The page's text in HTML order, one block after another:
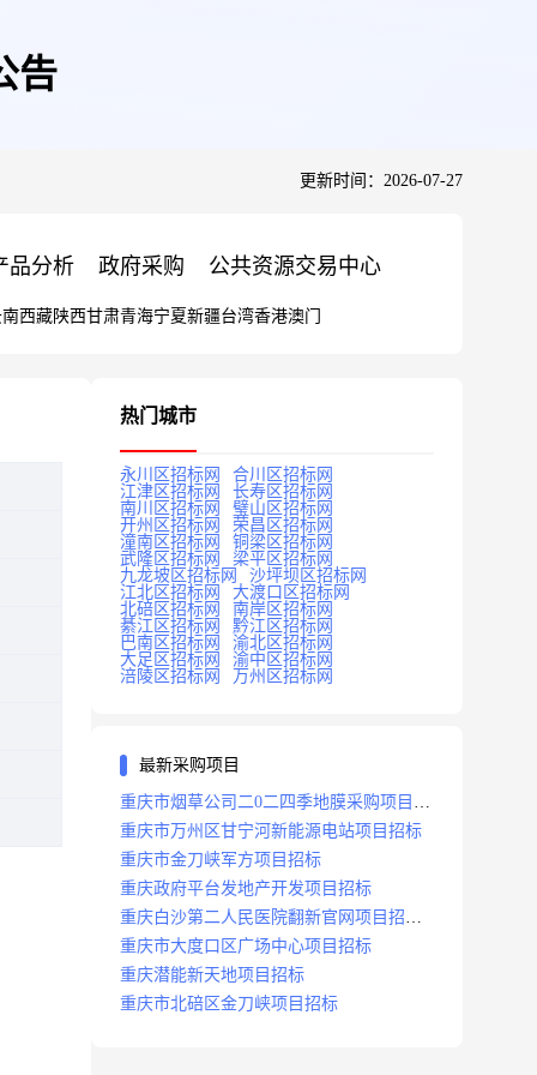
告
更新时间：2026-07-27
品分析 政府采购 公共资源交易中心
西藏陕西甘肃青海宁夏新疆台湾香港澳门
热门城市
永川区招标网
合川区招标网
江津区招标网
长寿区招标网
南川区招标网
璧山区招标网
开州区招标网
荣昌区招标网
潼南区招标网
铜梁区招标网
武隆区招标网
梁平区招标网
九龙坡区招标网
沙坪坝区招标网
江北区招标网
大渡口区招标网
北碚区招标网
南岸区招标网
綦江区招标网
黔江区招标网
巴南区招标网
渝北区招标网
大足区招标网
渝中区招标网
涪陵区招标网
万州区招标网
最新采购项目
重庆市烟草公司二0二四季地膜采购项目招
标公告
重庆市万州区甘宁河新能源电站项目招标
重庆市金刀峡军方项目招标
重庆政府平台发地产开发项目招标
重庆白沙第二人民医院翻新官网项目招标
公告
重庆市大度口区广场中心项目招标
重庆潜能新天地项目招标
重庆市北碚区金刀峡项目招标